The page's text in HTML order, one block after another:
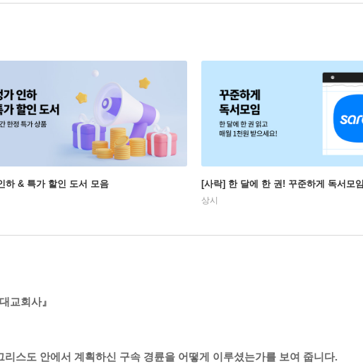
하 & 특가 할인 도서 모음 [사락] 한 달에 한 권! 꾸준하게 독서모임
상시
교회사』
스도 안에서 계획하신 구속 경륜을 어떻게 이루셨는가를 보여 줍니다.